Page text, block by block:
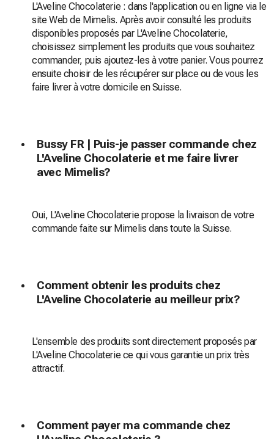
L'Aveline Chocolaterie : dans l'application ou en ligne via le
site Web de Mimelis. Après avoir consulté les produits
disponibles proposés par L'Aveline Chocolaterie,
choisissez simplement les produits que vous souhaitez
commander, puis ajoutez-les à votre panier. Vous pourrez
ensuite choisir de les récupérer sur place ou de vous les
faire livrer à votre domicile en Suisse.
Bussy FR | Puis-je passer commande chez
L'Aveline Chocolaterie et me faire livrer
avec Mimelis?
Oui, L'Aveline Chocolaterie propose la livraison de votre
commande faite sur Mimelis dans toute la Suisse.
Comment obtenir les produits chez
L'Aveline Chocolaterie au meilleur prix?
L'ensemble des produits sont directement proposés par
L'Aveline Chocolaterie ce qui vous garantie un prix très
attractif.
Comment payer ma commande chez